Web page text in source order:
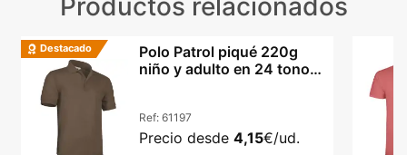
Destacado
Polo Patrol piqué 220g
niño y adulto en 24 tonos
Ref: 61197
Precio desde 4,15€/ud.